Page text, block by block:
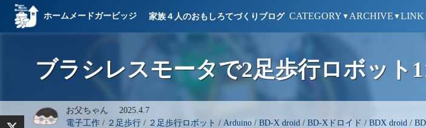
ホームメードガービッジ 家族４人のおもしろてづくりブログ CATEGORY ▼ ARCHIVE ▼LINK
ブラシレスモータで2足歩行ロボット
お父ちゃん 2025.4.7
電子工作/ ２足歩行/ ２足歩行ロボット / Arduino/ BD-X droid / BD-Xドロイド / BDX droid /